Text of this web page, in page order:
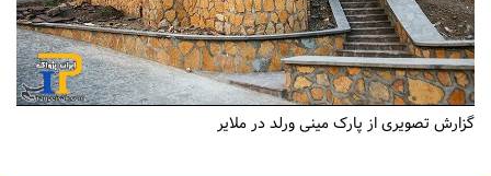
گزارش تصویری از پارک مینی ورلد در ملایر